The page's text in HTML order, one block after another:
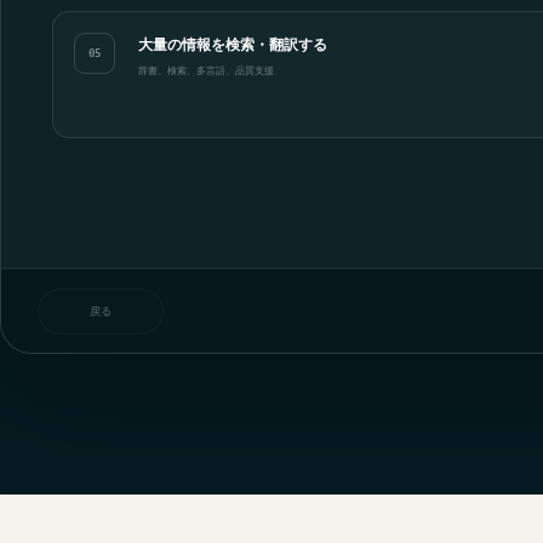
05 大量の情報を検索・翻訳する
辞書、検索、多言語、品質支援
戻る